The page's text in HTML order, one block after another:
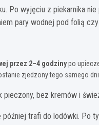
Po wyjęciu z piekarnika
pary wodnej pod folią
przez 2–4 godzinypo
zjedzony tego samego
pieczony, bez kremów i
później trafi do lodówki. Po